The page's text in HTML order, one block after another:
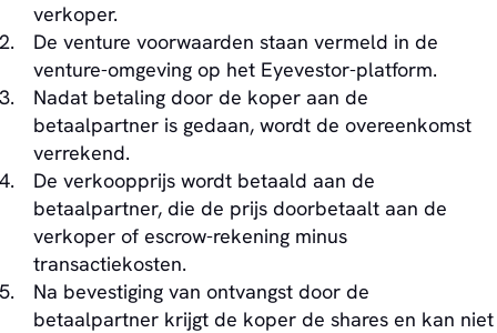
verkoper.
De venture voorwaarden staan vermeld in de
venture-omgeving op het Eyevestor-platform.
Nadat betaling door de koper aan de
betaalpartner is gedaan, wordt de overeenkomst
verrekend.
De verkoopprijs wordt betaald aan de
betaalpartner, die de prijs doorbetaalt aan de
verkoper of escrow-rekening minus
transactiekosten.
Na bevestiging van ontvangst door de
betaalpartner krijgt de koper de shares en kan niet